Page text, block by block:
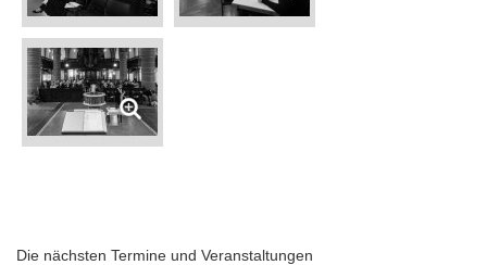
Die nächsten Termine und Veranstaltungen